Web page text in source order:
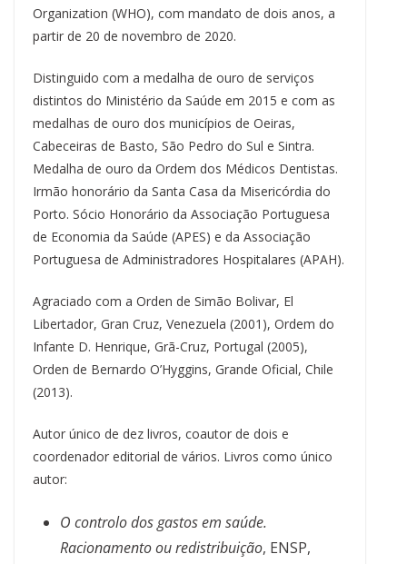
Organization (WHO), com mandato de dois anos, a
partir de 20 de novembro de 2020.
Distinguido com a medalha de ouro de serviços
distintos do Ministério da Saúde em 2015 e com as
medalhas de ouro dos municípios de Oeiras,
Cabeceiras de Basto, São Pedro do Sul e Sintra.
Medalha de ouro da Ordem dos Médicos Dentistas.
Irmão honorário da Santa Casa da Misericórdia do
Porto. Sócio Honorário da Associação Portuguesa
de Economia da Saúde (APES) e da Associação
Portuguesa de Administradores Hospitalares (APAH).
Agraciado com a Orden de Simão Bolivar, El
Libertador, Gran Cruz, Venezuela (2001), Ordem do
Infante D. Henrique, Grã-Cruz, Portugal (2005),
Orden de Bernardo O’Hyggins, Grande Oficial, Chile
(2013).
Autor único de dez livros, coautor de dois e
coordenador editorial de vários. Livros como único
autor:
O controlo dos gastos em saúde.
Racionamento ou redistribuição, ENSP,